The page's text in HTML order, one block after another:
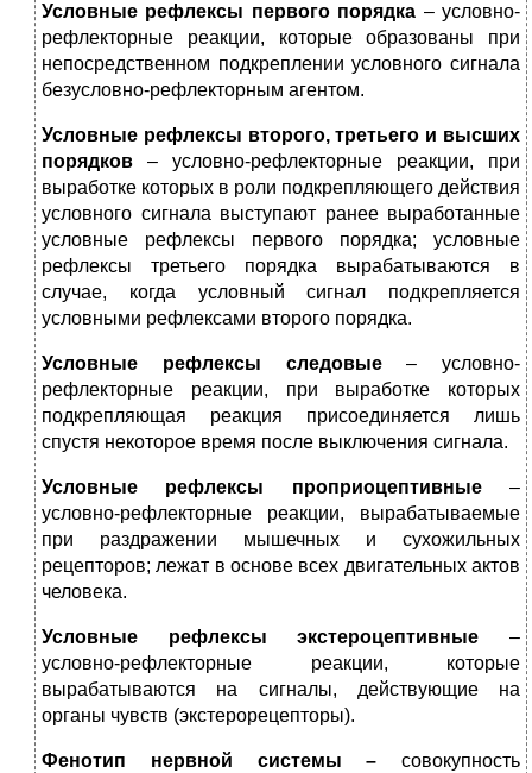
Условные рефлексы первого порядка – условно-
рефлекторные реакции, которые образованы при
непосредственном подкреплении условного сигнала
безусловно-рефлекторным агентом.
Условные рефлексы второго, третьего и высших
порядков – условно-рефлекторные реакции, при
выработке которых в роли подкрепляющего действия
условного сигнала выступают ранее выработанные
условные рефлексы первого порядка; условные
рефлексы третьего порядка вырабатываются в
случае, когда условный сигнал подкрепляется
условными рефлексами второго порядка.
Условные рефлексы следовые– условно-
рефлекторные реакции, при выработке которых
подкрепляющая реакция присоединяется лишь
спустя некоторое время после выключения сигнала.
Условные рефлексы проприоцептивные–
условно-рефлекторные реакции, вырабатываемые
при раздражении мышечных и сухожильных
рецепторов; лежат в основе всех двигательных актов
человека.
Условные рефлексы экстероцептивные –
условно-рефлекторные реакции, которые
вырабатываются на сигналы, действующие на
органы чувств (экстерорецепторы).
Фенотип нервной системы – совокупность